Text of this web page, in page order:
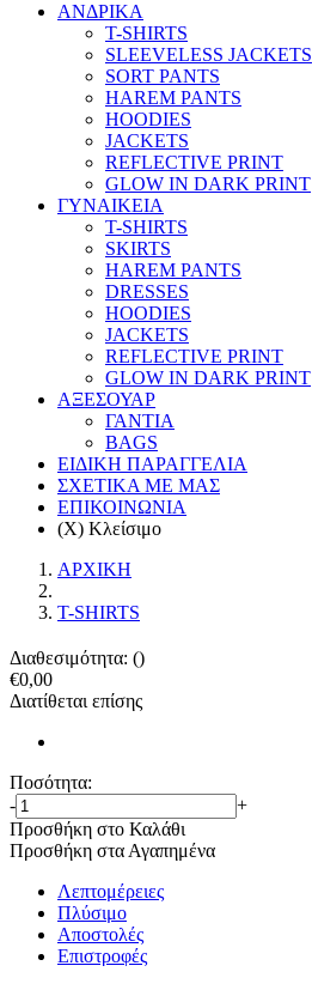
ΑΝΔΡΙΚΑ
T-SHIRTS
SLEEVELESS JACKETS
SORT PANTS
HAREM PANTS
HOODIES
JACKETS
REFLECTIVE PRINT
GLOW IN DARK PRINT
ΓΥΝΑΙΚΕΙΑ
T-SHIRTS
SKIRTS
HAREM PANTS
DRESSES
HOODIES
JACKETS
REFLECTIVE PRINT
GLOW IN DARK PRINT
ΑΞΕΣΟΥΑΡ
ΓΑΝΤΙΑ
BAGS
ΕΙΔΙΚΗ ΠΑΡΑΓΓΕΛΙΑ
ΣΧΕΤΙΚΑ ΜΕ ΜΑΣ
ΕΠΙΚΟΙΝΩΝΙΑ
(X) Κλείσιμο
ΑΡΧΙΚΗ
T-SHIRTS
Διαθεσιμότητα: ()
€0,00
Διατίθεται επίσης
Ποσότητα:
-
+
Προσθήκη στο Καλάθι
Προσθήκη στα Αγαπημένα
Λεπτομέρειες
Πλύσιμο
Αποστολές
Επιστροφές